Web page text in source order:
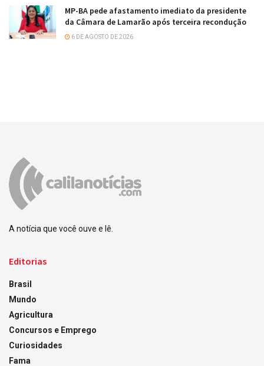
MP-BA pede afastamento imediato da presidente
da Câmara de Lamarão após terceira recondução
6 DE AGOSTO DE 2026
A notícia que você ouve e lê.
Editorias
Brasil
Mundo
Agricultura
Concursos e Emprego
Curiosidades
Fama